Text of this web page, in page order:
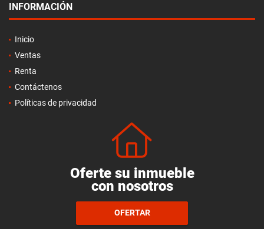
INFORMACIÓN
Inicio
Ventas
Renta
Contáctenos
Políticas de privacidad
Oferte su inmueble
con nosotros
OFERTAR